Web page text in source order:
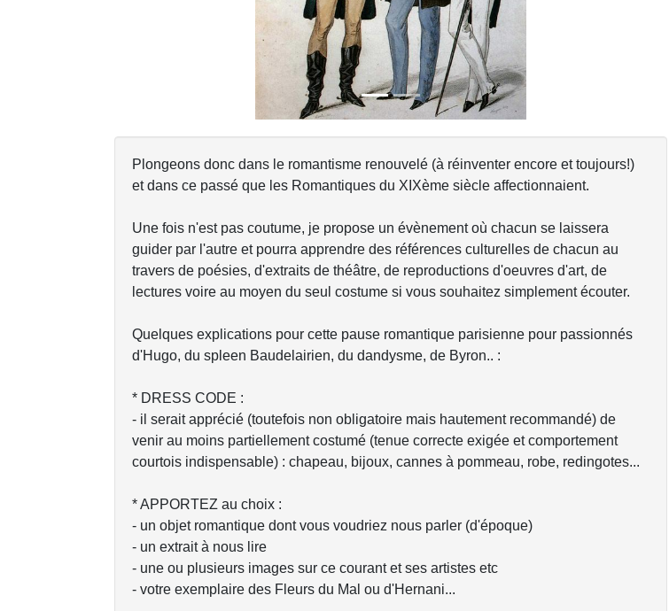
Plongeons donc dans le romantisme renouvelé (à réinventer encore et toujours!)
et dans ce passé que les Romantiques du XIXème siècle affectionnaient.
Une fois n'est pas coutume, je propose un évènement où chacun se laissera
guider par l'autre et pourra apprendre des références culturelles de chacun au
travers de poésies, d'extraits de théâtre, de reproductions d'oeuvres d'art, de
lectures voire au moyen du seul costume si vous souhaitez simplement écouter.
Quelques explications pour cette pause romantique parisienne pour passionnés
d'Hugo, du spleen Baudelairien, du dandysme, de Byron.. :
* DRESS CODE :
- il serait apprécié (toutefois non obligatoire mais hautement recommandé) de
venir au moins partiellement costumé (tenue correcte exigée et comportement
courtois indispensable) : chapeau, bijoux, cannes à pommeau, robe, redingotes...
* APPORTEZ au choix :
- un objet romantique dont vous voudriez nous parler (d'époque)
- un extrait à nous lire
- une ou plusieurs images sur ce courant et ses artistes etc
- votre exemplaire des Fleurs du Mal ou d'Hernani...